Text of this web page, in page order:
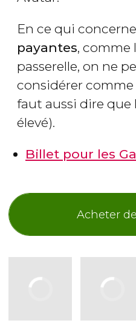
En ce qui
payantes, comme
passerelle, on ne
considérer
faut aussi dire que
élevé).
Billet pour les
Acheter